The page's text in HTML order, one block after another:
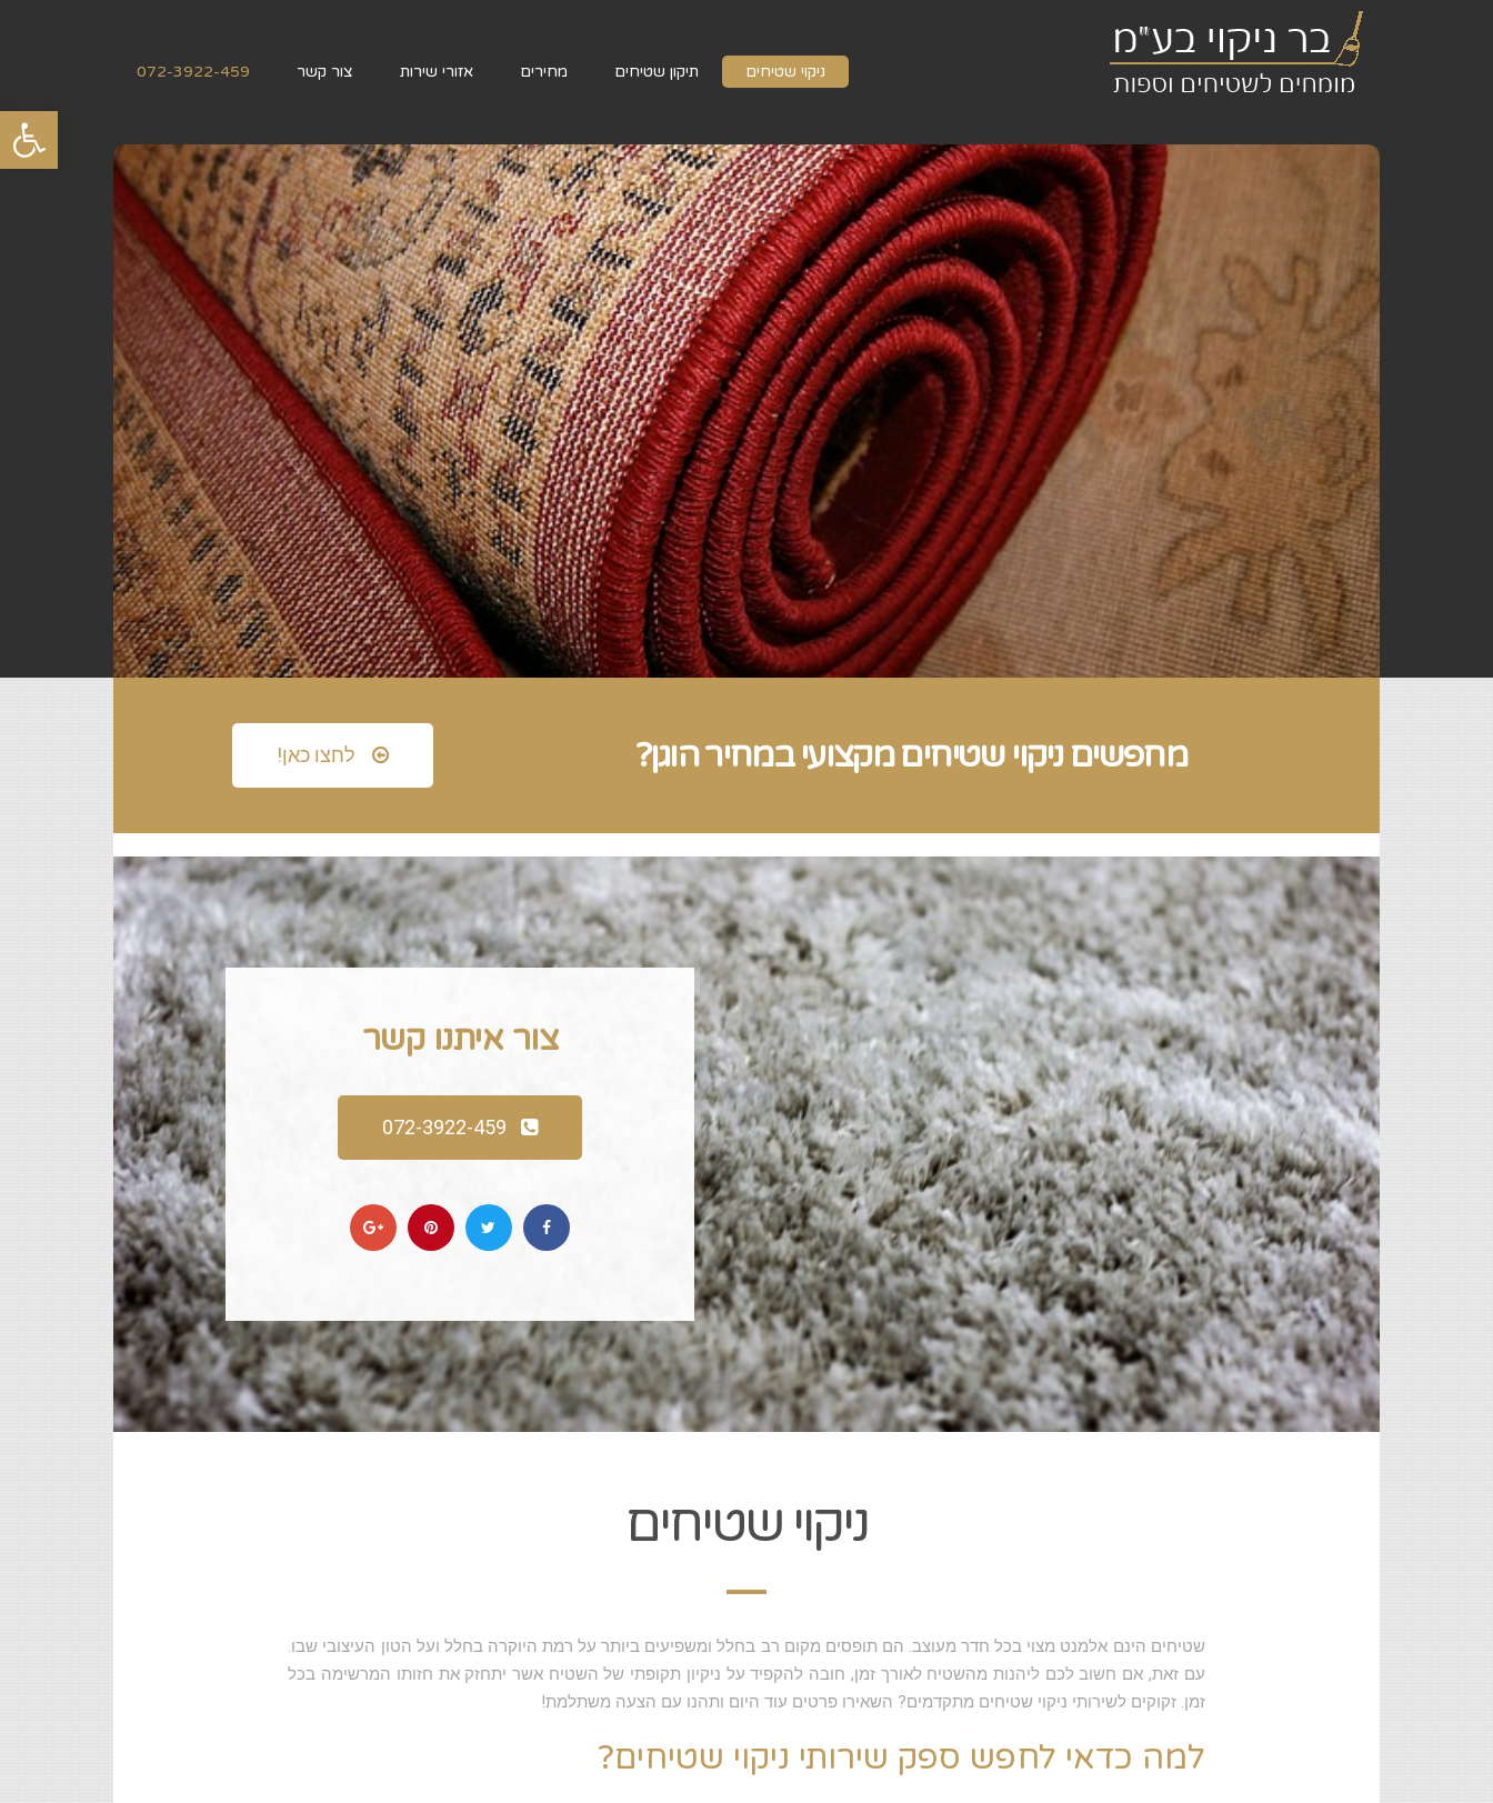
פתח
ניקוי שטיחים תיקון שטיחים מחירים אזורי שירות צור קשר 072-3922-459
מחפשים ניקוי שטיחים מקצועי במחיר הוגן? לחצו כאן!
צור איתנו קשר
072-3922-459
ניקוי שטיחים
שטיחים הינם אלמנט מצוי בכל חדר מעוצב. הם תופסים מקום רב בחלל ומשפיעים ביותר על רמת היוקרה בחלל ועל הטון העיצובי שבו.
עם זאת, אם חשוב לכם ליהנות מהשטיח לאורך זמן, חובה להקפיד על ניקיון תקופתי של השטיח אשר יתחזק את חזותו המרשימה בכל
זמן. זקוקים לשירותי ניקוי שטיחים מתקדמים? השאירו פרטים עוד היום ותהנו עם הצעה משתלמת!
למה כדאי לחפש ספק שירותי ניקוי שטיחים?